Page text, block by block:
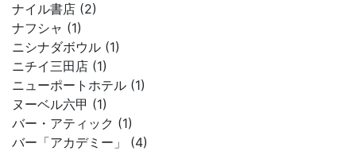
ナイル書店 (2)
ナフシャ (1)
ニシナダボウル (1)
ニチイ三田店 (1)
ニューポートホテル (1)
ヌーベル六甲 (1)
バー・アティック (1)
バー「アカデミー」 (4)